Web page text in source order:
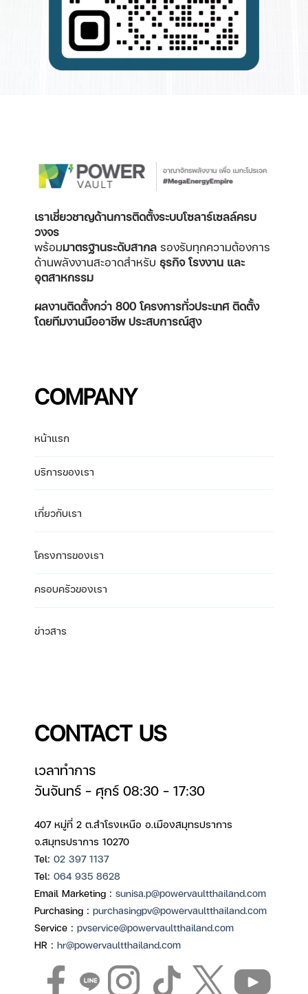
เราเชี่ยวชาญด้านการติดตั้งระบบโซลาร์เซลล์ครบ
วงจร
พร้อมมาตรฐานระดับสากล รองรับทุกความต้องการ
ด้านพลังงานสะอาดสำหรับ ธุรกิจ โรงงาน และ
อุตสาหกรรม
ผลงานติดตั้งกว่า 800 โครงการทั่วประเทศติดตั้ง
โดยทีมงานมืออาชีพ ประสบการณ์สูง
COMPANY
หน้าแรก
บริการของเรา
เกี่ยวกับเรา
โครงการของเรา
ครอบครัวของเรา
ข่าวสาร
CONTACT US
เวลาทำการ
วันจันทร์ – ศุกร์ 08:30 – 17:30
407 หมู่ที่ 2 ต.สำโรงเหนือ อ.เมืองสมุทรปราการ
จ.สมุทรปราการ 10270
Tel: 02 397 1137
Tel: 064 935 8628
Email Marketing : sunisa.p@powervaultthailand.com
Purchasing : purchasingpv@powervaultthailand.com
Service : pvservice@powervaultthailand.com
HR : hr@powervaultthailand.com